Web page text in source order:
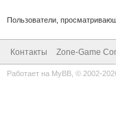
Пользователи,
Контакты Zone-Game
Работает на MyBB , © 2002-